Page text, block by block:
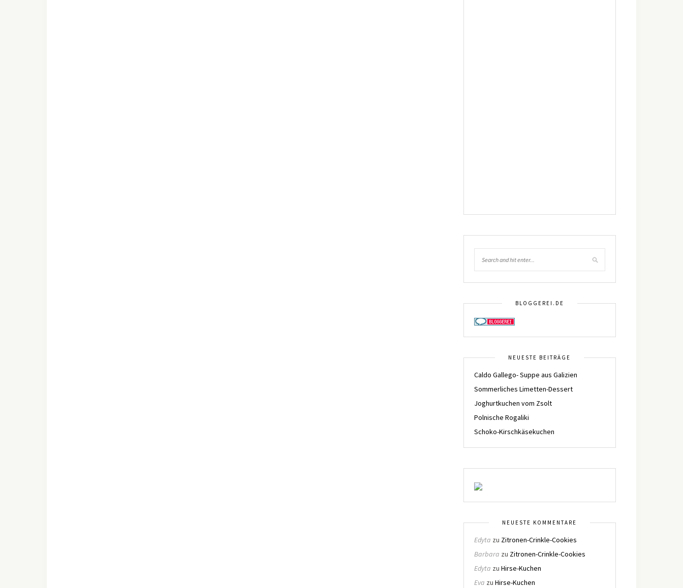
BLOGGEREI.DE
NEUESTE BEITRÄGE
Caldo Gallego- Suppe aus Galizien
Sommerliches Limetten-Dessert
Joghurtkuchen vom Zsolt
Polnische Rogaliki
Schoko-Kirschkäsekuchen
NEUESTE KOMMENTARE
Edyta zu Zitronen-Crinkle-Cookies
Barbara zu Zitronen-Crinkle-Cookies
Edyta zu Hirse-Kuchen
Eva zu Hirse-Kuchen